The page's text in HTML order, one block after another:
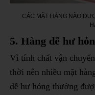
CÁC MẶT HÀNG NÀO
5. Hàng dễ hư
Vì tính chất vận
thời nên nhiều mặt
dễ hư hỏng thường